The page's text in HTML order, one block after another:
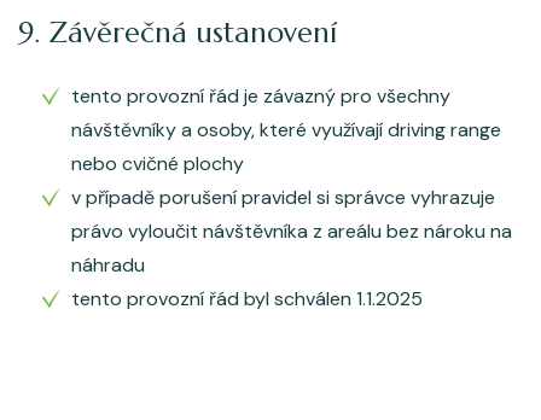
9. Závěrečná ustanovení
tento provozní řád je závazný pro všechny
návštěvníky a osoby, které využívají driving range
nebo cvičné plochy
v případě porušení pravidel si správce vyhrazuje
právo vyloučit návštěvníka z areálu bez nároku na
náhradu
tento provozní řád byl schválen 1.1.2025